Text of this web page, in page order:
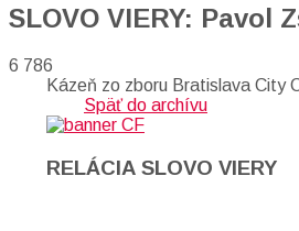
SLOVO VIERY: Pavol
6 786
Kázeň zo zboru Bratislava City
Späť do archívu
RELÁCIA SLOVO VIERY